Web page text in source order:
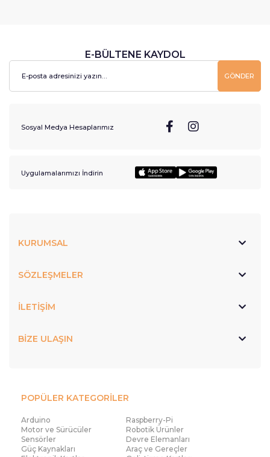
E-BÜLTENE KAYDOL
GÖNDER
Sosyal Medya Hesaplarımız
Uygulamalarımızı İndirin
KURUMSAL
SÖZLEŞMELER
İLETİŞİM
BİZE ULAŞIN
POPÜLER KATEGORİLER
Arduino
Raspberry-Pi
Motor ve Sürücüler
Robotik Ürünler
Sensörler
Devre Elemanları
Güç Kaynakları
Araç ve Gereçler